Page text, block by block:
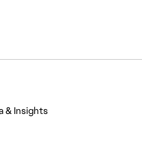
& Insights